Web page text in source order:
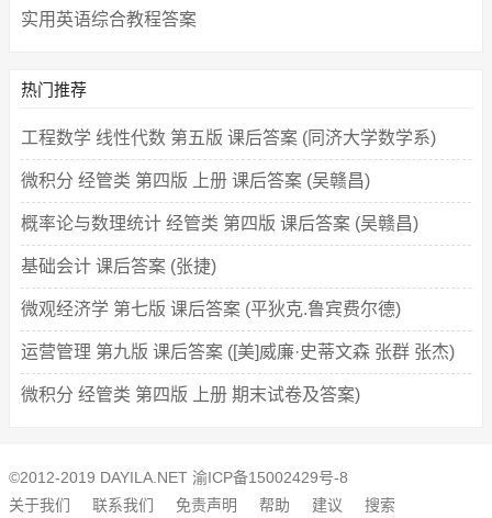
实用英语综合教程答案
热门推荐
工程数学 线性代数 第五版 课后答案 (同济大学数学系)
微积分 经管类 第四版 上册 课后答案 (吴赣昌)
概率论与数理统计 经管类 第四版 课后答案 (吴赣昌)
基础会计 课后答案 (张捷)
微观经济学 第七版 课后答案 (平狄克.鲁宾费尔德)
运营管理 第九版 课后答案 ([美]威廉·史蒂文森 张群 张杰)
微积分 经管类 第四版 上册 期末试卷及答案)
©2012-2019 DAYILA.NET 渝ICP备15002429号-8
关于我们
联系我们 免责声明 帮助 建议 搜索